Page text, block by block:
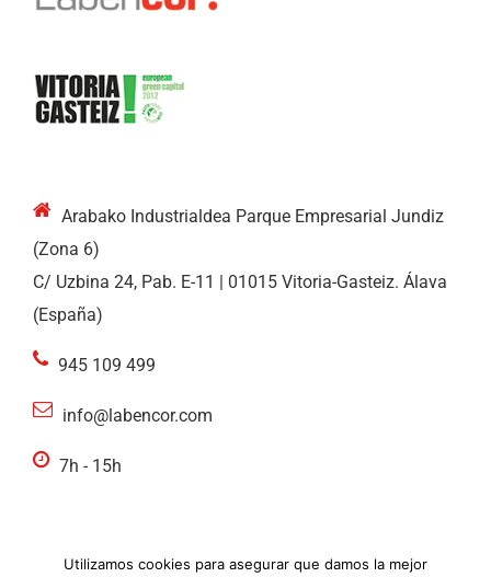
Arabako Industrialdea Parque Empresarial Jundiz
(Zona 6)
C/ Uzbina 24, Pab. E-11 | 01015 Vitoria-Gasteiz. Álava
(España)
945 109 499
info@labencor.com
7h - 15h
Utilizamos cookies para asegurar que damos la mejor